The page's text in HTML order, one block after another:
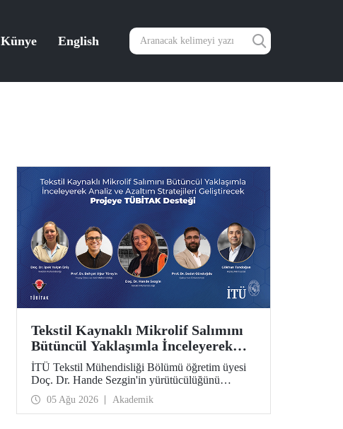
Künye English
Tekstil Kaynaklı Mikrolif Salımını
Bütüncül Yaklaşımla İnceleyerek
Analiz ve Azaltım Stratejileri
Geliştirecek Projeye TÜBİTAK
Desteği
İTÜ Tekstil Mühendisliği Bölümü öğretim üyesi
Doç. Dr. Hande Sezgin'in yürütücülüğünü
üstlendiği “Sürdürülebilir Pamuk ve Polyester
Esaslı Tekstil Ürünlerinde Kullanım Koşullarına
Bağlı Mikrolif Salımı: Aşınma, UV Maruziyeti ve
05 Ağu 2026 Akademik